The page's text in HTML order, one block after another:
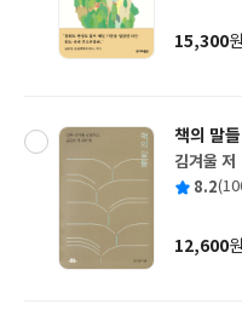
사
가
15,300원
책의 말들
글
쓴
김겨울 저
출
사
평 8.2
가
12,600원